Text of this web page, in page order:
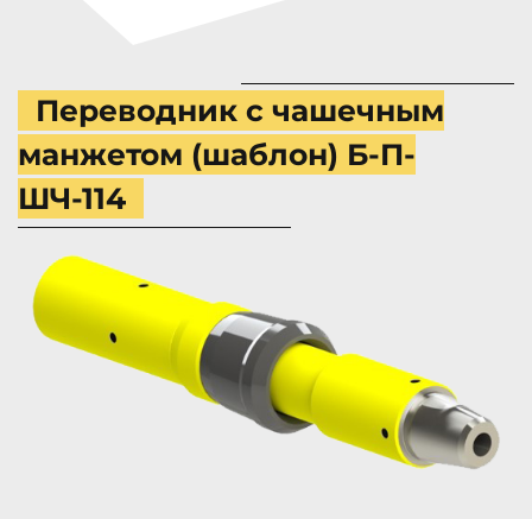
Переводник с чашечным
манжетом (шаблон) Б-П-
ШЧ-114